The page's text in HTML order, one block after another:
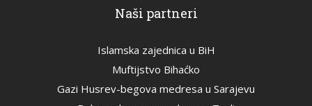
Naši partneri
Islamska zajednica u BiH
Muftijstvo Bihaćko
Gazi Husrev-begova medresa u Sarajevu